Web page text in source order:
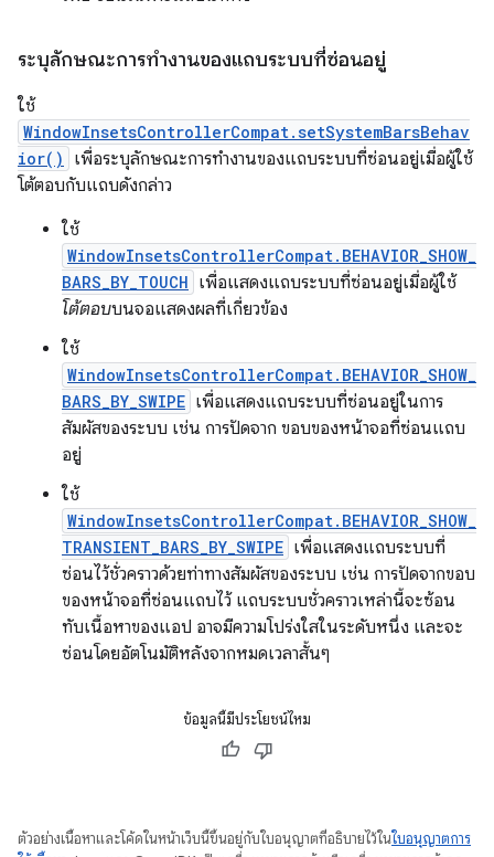
ระบุลักษณะการทำงานของแถบระบบที่ซ่อนอยู่
ใช้
WindowInsetsControllerCompat.setSystemBarsBehav
ior()
เพื่อระบุลักษณะการทำงานของแถบระบบที่ซ่อนอยู่เมื่อผู้ใช้
โต้ตอบกับแถบดังกล่าว
ใช้
WindowInsetsControllerCompat.BEHAVIOR_SHOW_
BARS_BY_TOUCH เพื่อแสดงแถบระบบที่ซ่อนอยู่เมื่อผู้ใช้
โต้ตอบบนจอแสดงผลที่เกี่ยวข้อง
ใช้
WindowInsetsControllerCompat.BEHAVIOR_SHOW_
BARS_BY_SWIPE เพื่อแสดงแถบระบบที่ซ่อนอยู่ในการ
สัมผัสของระบบ เช่น การปัดจาก ขอบของหน้าจอที่ซ่อนแถบ
อยู่
ใช้
WindowInsetsControllerCompat.BEHAVIOR_SHOW_
TRANSIENT_BARS_BY_SWIPE เพื่อแสดงแถบระบบที่
ซ่อนไว้ชั่วคราวด้วยท่าทางสัมผัสของระบบ เช่น การปัดจากขอบ
ของหน้าจอที่ซ่อนแถบไว้ แถบระบบชั่วคราวเหล่านี้จะซ้อน
ทับเนื้อหาของแอป อาจมีความโปร่งใสในระดับหนึ่ง และจะ
ซ่อนโดยอัตโนมัติหลังจากหมดเวลาสั้นๆ
ข้อมูลนี้มีประโยชน์ไหม
ตัวอย่างเนื้อหาและโค้ดในหน้าเว็บนี้ขึ้นอยู่กับใบอนุญาตที่อธิบายไว้ในใบอนุญาตการ